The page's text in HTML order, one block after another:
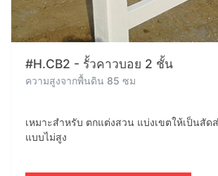
#H.CB2 - รั้วคาวบอย 2 ชั้น
ความสูงจากพื้นดิน 85 ซม
เหมาะสำหรับ ตกแต่งสวน แบ่งเขตให้เป็นสัด
แบบไม่สูง